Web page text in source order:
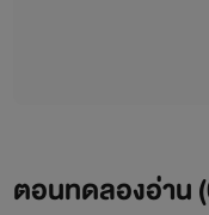
ตอนทดลองอ่าน